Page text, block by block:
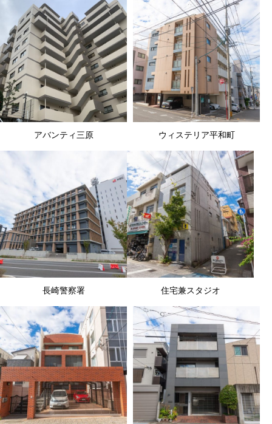
アバンティ三原 ウィステリア平和町
長崎警察署 住宅兼スタジオ